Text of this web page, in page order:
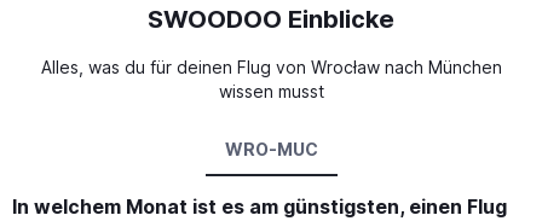
SWOODOO Einblicke
Alles, was du für deinen Flug von Wrocław nach München
wissen musst
WRO-MUC
In welchem Monat ist es am günstigsten, einen Flug